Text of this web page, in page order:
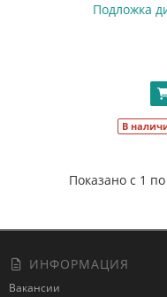
Подложка
В
Показано с 1
ИНФОРМАЦИЯ
Вакансии